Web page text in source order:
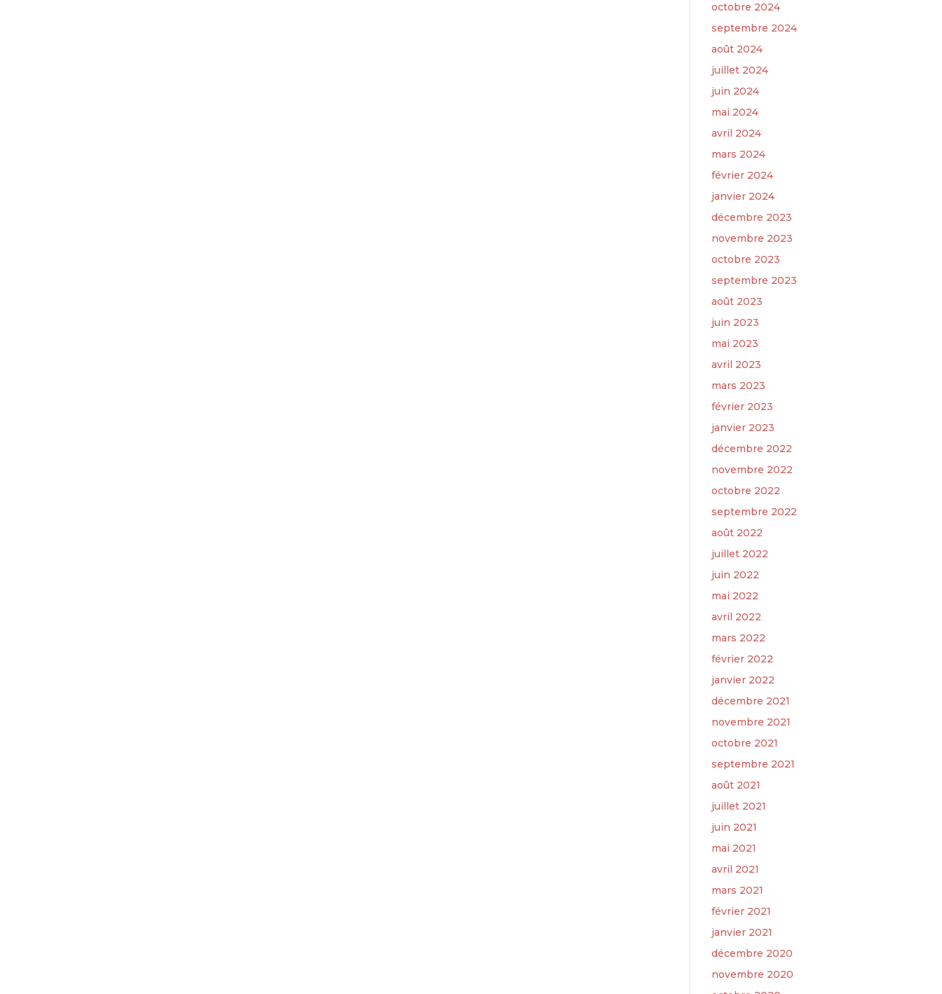
octobre 2024
septembre 2024
août 2024
juillet 2024
juin 2024
mai 2024
avril 2024
mars 2024
février 2024
janvier 2024
décembre 2023
novembre 2023
octobre 2023
septembre 2023
août 2023
juin 2023
mai 2023
avril 2023
mars 2023
février 2023
janvier 2023
décembre 2022
novembre 2022
octobre 2022
septembre 2022
août 2022
juillet 2022
juin 2022
mai 2022
avril 2022
mars 2022
février 2022
janvier 2022
décembre 2021
novembre 2021
octobre 2021
septembre 2021
août 2021
juillet 2021
juin 2021
mai 2021
avril 2021
mars 2021
février 2021
janvier 2021
décembre 2020
novembre 2020